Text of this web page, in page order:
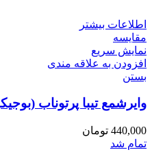
اطلاعات بیشتر
مقایسه
نمایش سریع
افزودن به علاقه مندی
بستن
وایرشمع تیبا پرتوناب
440,000 تومان
تمام شد